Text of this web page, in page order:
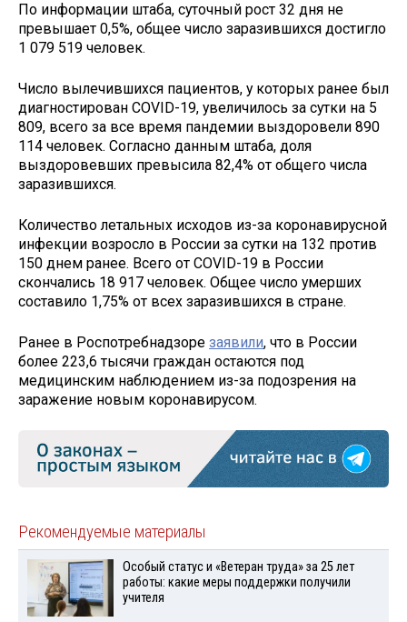
По информации штаба, суточный рост 32 дня не
превышает 0,5%, общее число заразившихся достигло
1 079 519 человек.
Число вылечившихся пациентов, у которых ранее был
диагностирован COVID-19, увеличилось за сутки на 5
809, всего за все время пандемии выздоровели 890
114 человек. Согласно данным штаба, доля
выздоровевших превысила 82,4% от общего числа
заразившихся.
Количество летальных исходов из-за коронавирусной
инфекции возросло в России за сутки на 132 против
150 днем ранее. Всего от COVID-19 в России
скончались 18 917 человек. Общее число умерших
составило 1,75% от всех заразившихся в стране.
Ранее в Роспотребнадзоре заявили, что в России
более 223,6 тысячи граждан остаются под
медицинским наблюдением из-за подозрения на
заражение новым коронавирусом.
Рекомендуемые материалы
Особый статус и «Ветеран труда» за 25 лет
работы: какие меры поддержки получили
учителя